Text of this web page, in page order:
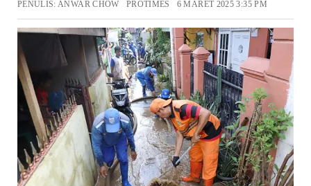
PENULIS: ANWAR CHOW PROTIMES 6 MARET 2025 3:35 PM